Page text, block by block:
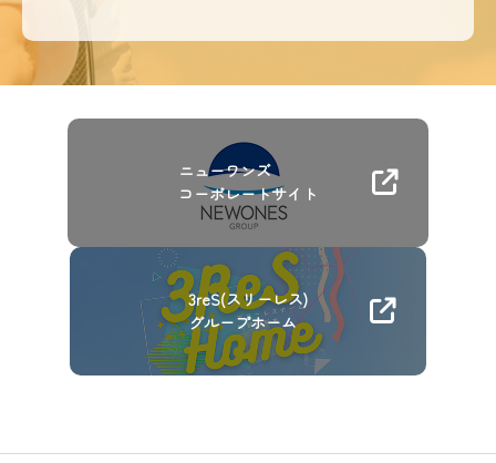
ニューワンズ
コーポレートサイト
3reS(スリーレス)
グループホーム